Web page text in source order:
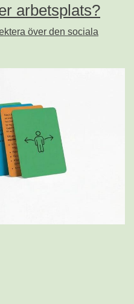
arbetsplats?
över den sociala